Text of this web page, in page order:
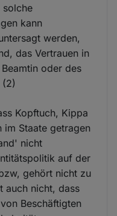
solche
kann
werden,
das Vertrauen in
oder des
(2)
Kopftuch, Kippa
im Staate getragen
nicht
auf der
gehört nicht zu
auch nicht, dass
Beschäftigten